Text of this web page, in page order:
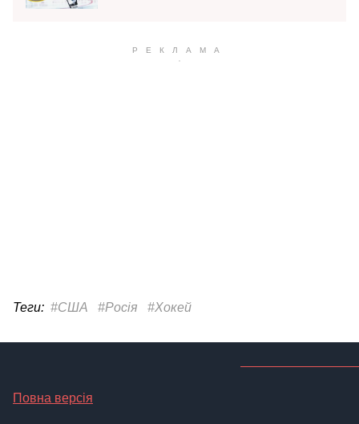
Теги: #США #Росія #Хокей
Повна версія